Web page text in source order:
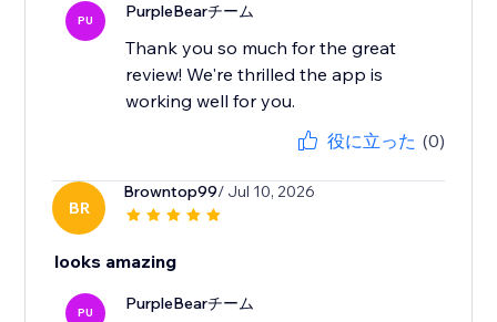
PU PurpleBearチーム
Thank you so much for the great
review! We're thrilled the app is
working well for you.
役に立った (0)
BR
Browntop99/ Jul 10, 2026
looks amazing
PU PurpleBearチーム